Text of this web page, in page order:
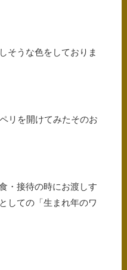
そうな色をしておりま
リを開けてみたそのお
・接待の時にお渡しす
しての「生まれ年のワ